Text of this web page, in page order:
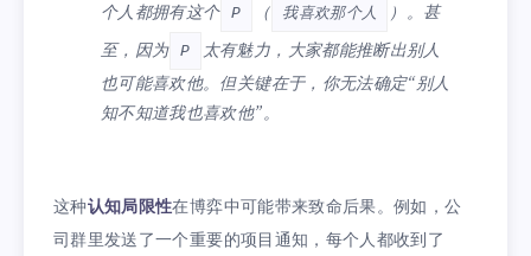
个人都拥有这个
P （ 我喜欢那个人
）。甚
至，因为
P 太有魅力，大家都能推断出别人
也可能喜欢他。但关键在于，你无法确定“别人
知不知道我也喜欢他”。
这种认知局限性在博弈中可能带来致命后果。例如，公
司群里发送了一个重要的项目通知，每个人都收到了